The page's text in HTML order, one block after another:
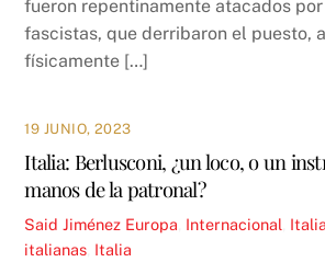
fueron repentinamente atacados
fascistas, que derribaron el puesto,
físicamente […]
19 JUNIO, 2023
Italia: Berlusconi, ¿un loco, o un
manos de la patronal?
Said Jiménez Europa Internacional Italia
italianas Italia